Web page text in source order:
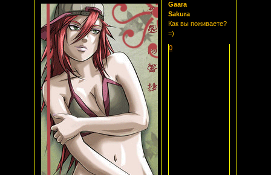
Gaara
Sakura
Как вы поживаете?
=)
0